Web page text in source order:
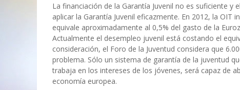
La financiación de la Garantía Juvenil no es suficiente
aplicar la Garantía Juvenil eficazmente. En 2012, la
equivale aproximadamente al 0,5% del gasto de la
Actualmente el desempleo juvenil está costando el
consideración, el Foro de la Juventud considera que
problema. Sólo un sistema de garantía de la juventud
trabaja en los intereses de los jóvenes, será capaz de
economía europea.